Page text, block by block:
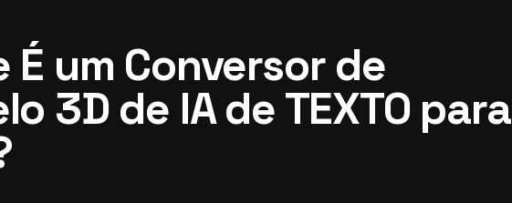
É um Conversor de
3D de IA de TEXTO para